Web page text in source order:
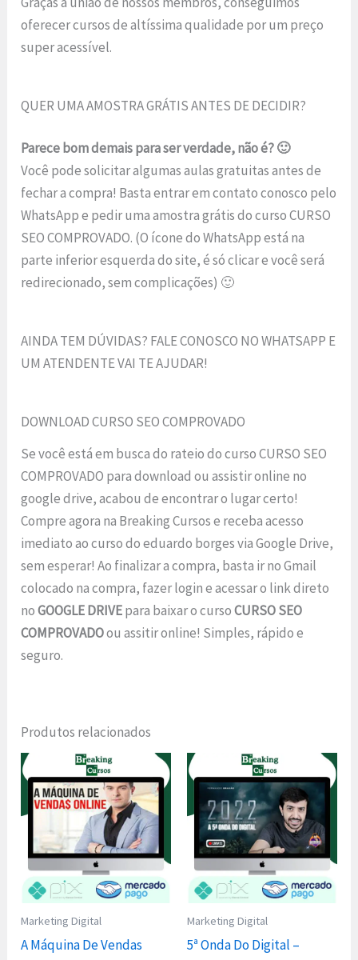
oferecer cursos de altíssima qualidade por um preço
super acessível.
QUER UMA AMOSTRA GRÁTIS ANTES DE DECIDIR?
Parece bom demais para ser verdade, não é? 🙂
Você pode solicitar algumas aulas gratuitas antes de
fechar a compra! Basta entrar em contato conosco pelo
WhatsApp e pedir uma amostra grátis do curso CURSO
SEO COMPROVADO. (O ícone do WhatsApp está na
parte inferior esquerda do site, é só clicar e você será
redirecionado, sem complicações) 🙂
AINDA TEM DÚVIDAS? FALE CONOSCO NO WHATSAPP E
UM ATENDENTE VAI TE AJUDAR!
DOWNLOAD CURSO SEO COMPROVADO
Se você está em busca do rateio do curso CURSO SEO
COMPROVADO para download ou assistir online no
google drive, acabou de encontrar o lugar certo!
Compre agora na Breaking Cursos e receba acesso
imediato ao curso do eduardo borges via Google Drive,
sem esperar! Ao finalizar a compra, basta ir no Gmail
colocado na compra, fazer login e acessar o link direto
noGOOGLE DRIVEpara baixar o cursoCURSO SEO
COMPROVADOou assitir online! Simples, rápido e
seguro.
Produtos relacionados
Marketing Digital
A Máquina De Vendas
Marketing Digital
5ª Onda Do Digital –